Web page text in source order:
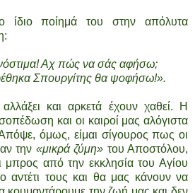
ίδιο ποίημά του στην απόλυτα
Αχ πώς να σάς αφήσω;
Σπουργίτης θα ψοφήσω!».
και αρκετά έχουν χαθεί. Η
και οι καιροί μας αλόγιστα
όμως, είμαι σίγουρος πως οι
την «μικρά ζύμη» του Αποστόλου,
μπρος από την εκκλησία του Αγίου
αντέτι τους και θα μας κάνουν να